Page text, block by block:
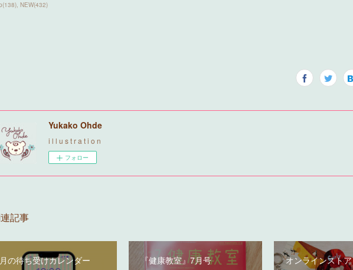
(138) NEW(432)
Yukako Ohde
i l l u s t r a t i o n
フォロー
記事
の待ち受けカレンダー 『健康教室』7月号 オンラインストア